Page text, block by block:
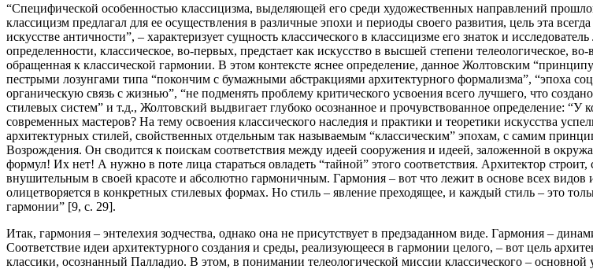
“Специфической особенностью классицизма, выделяющей его среди художественных направлений
классицизм предлагал для ее осуществления в различные эпохи и периоды своего развития, цель эта
искусстве античности”, – характеризует сущность классического в классицизме его знаток и
определенности, классическое, во-первых, предстает как искусство в высшей степени телеологическое,
обращенная к классической гармонии. В этом контексте яснее определение, данное Жолтовским “принципу
пестрыми лозунгами типа “покончим с бумажными абстракциями архитектурного формализма”, “эпоха
органическую связь с жизнью”, “не подменять проблему критического усвоения всего лучшего, что
стилевых систем” и т.д., Жолтовский выдвигает глубоко осознанное и прочувствованное определение: “У
современных мастеров? На тему освоения классического наследия и практики и теоретики искусства
архитектурных стилей, свойственных отдельным так называемым “классическим” эпохам, с самим
Возрождения. Он сводится к поискам соответствия между идеей сооружения и идеей, заложенной в
формул! Их нет! А нужно в поте лица стараться овладеть “тайной” этого соответствия. Архитектор
внушительным в своей красоте и абсолютно гармоничным. Гармония – вот что лежит в основе всех видов
олицетворяется в конкретных стилевых формах. Но стиль – явление преходящее, и каждый стиль – это
гармонии” [9, с. 29].
Итак, гармония – энтелехия зодчества, однако она не присутствует в предзаданном виде. Гармония –
Соответствие идеи архитектурного создания и среды, реализующееся в гармонии целого, – вот цель
классики, осознанный Палладио. В этом, в понимании телеологической миссии классического – основной